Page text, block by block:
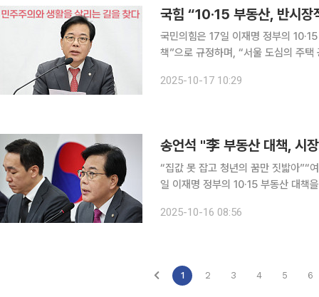
국힘 “10·15 부동산, 반시
국민의힘은 17일 이재명 정부의
책”으로 규정하며, “서울 도심의 주
의 절망과 혼란이 커지고 있다”며 “이
2025-10-17 10:29
송언석 "李 부동산 대책, 시
“집값 못 잡고 청년의 꿈만 짓밟아”“여야정 4자 협의체
일 이재명 정부의 10·15 부동산 대책
대표는 이날 오전 국회에서 열린 최고
2025-10-16 08:56
1 2 3 4 5 6